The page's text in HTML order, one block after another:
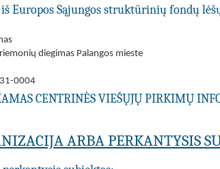
Europos Sąjungos struktūrinių fondų
diegimas Palangos mieste
0004
CENTRINĖS VIEŠŲJŲ PIRKIMŲ
ARBA PERKANTYSIS